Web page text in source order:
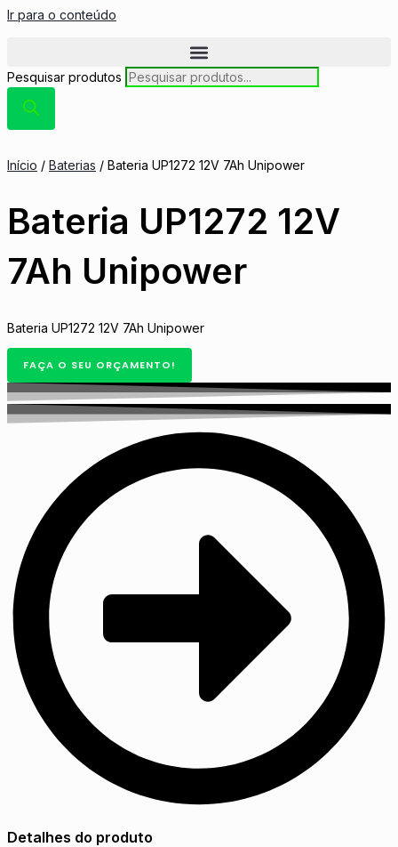
Ir para o conteúdo
Pesquisar produtos
Início / Baterias / Bateria UP1272 12V 7Ah Unipower
Bateria UP1272 12V
7Ah Unipower
Bateria UP1272 12V 7Ah Unipower
FAÇA O SEU ORÇAMENTO!
Detalhes do produto